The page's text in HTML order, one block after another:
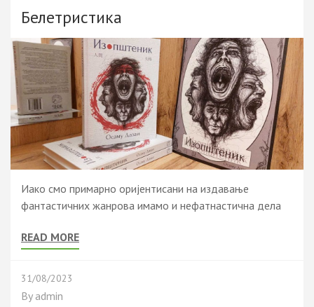
Белетристика
Иако смо примарно оријентисани на издавање
фантастичних жанрова имамо и нефатнастична дела
READ MORE
31/08/2023
By admin